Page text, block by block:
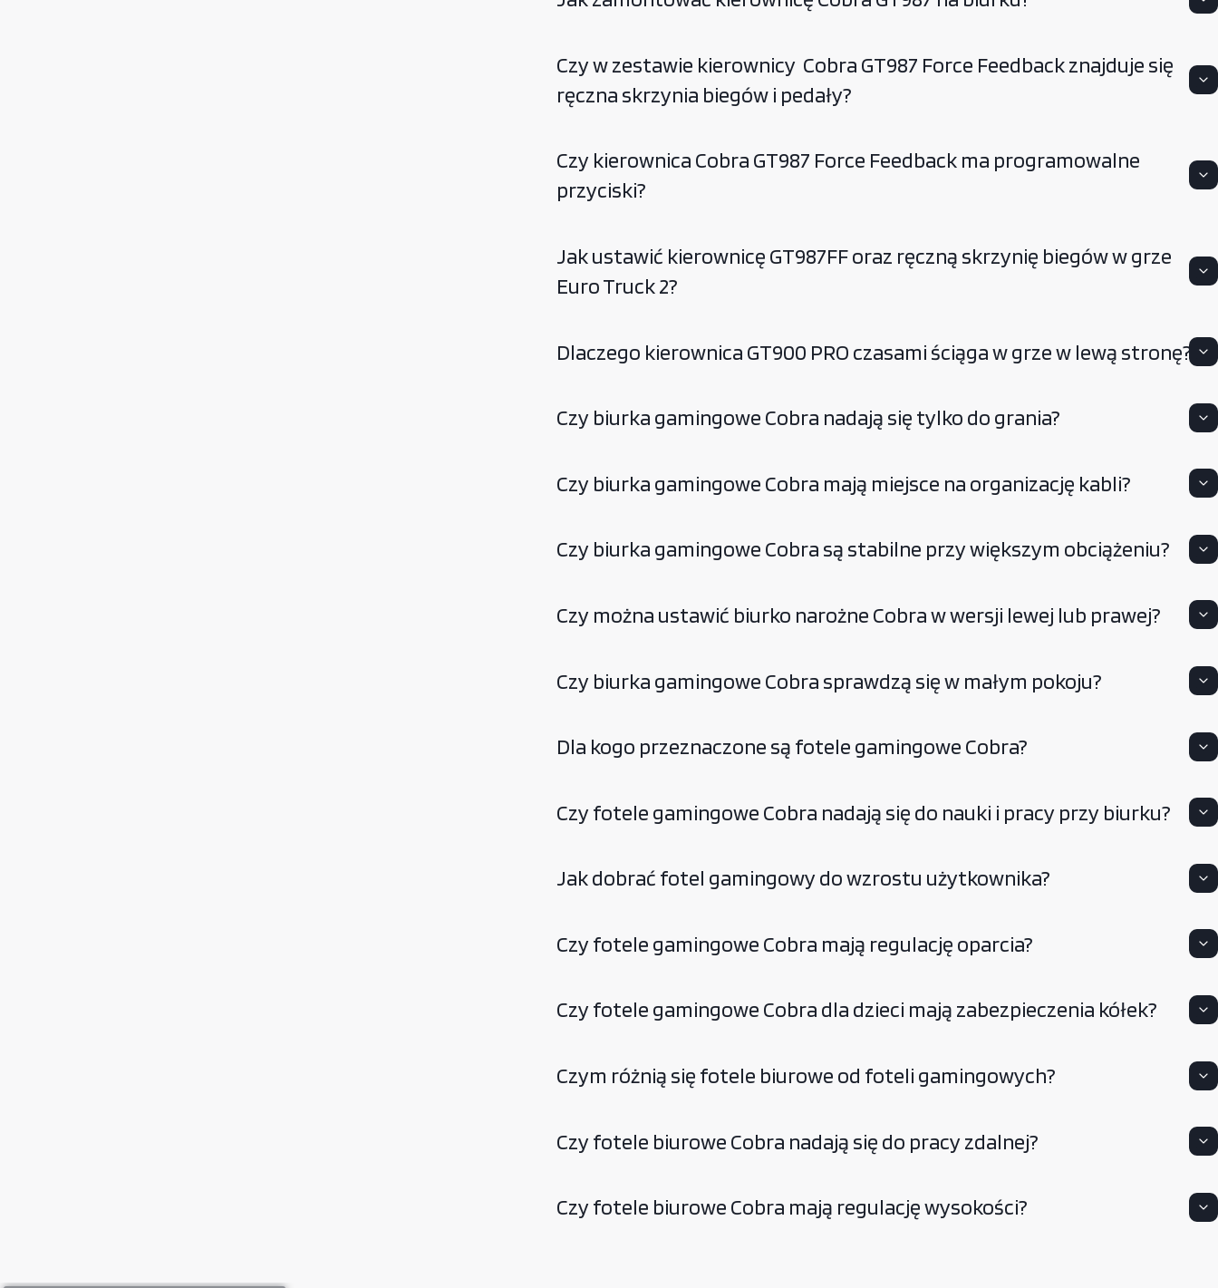
Czy w zestawie kierownicy Cobra GT987 Force Feedback znajduje się
ręczna skrzynia biegów i pedały?
Czy kierownica Cobra GT987 Force Feedback ma programowalne
przyciski?
Jak ustawić kierownicę GT987FF oraz ręczną skrzynię biegów w grze
Euro Truck 2?
Dlaczego kierownica GT900 PRO czasami ściąga w grze w lewą stronę?
Czy biurka gamingowe Cobra nadają się tylko do grania?
Czy biurka gamingowe Cobra mają miejsce na organizację kabli?
Czy biurka gamingowe Cobra są stabilne przy większym obciążeniu?
Czy można ustawić biurko narożne Cobra w wersji lewej lub prawej?
Czy biurka gamingowe Cobra sprawdzą się w małym pokoju?
Dla kogo przeznaczone są fotele gamingowe Cobra?
Czy fotele gamingowe Cobra nadają się do nauki i pracy przy biurku?
Jak dobrać fotel gamingowy do wzrostu użytkownika?
Czy fotele gamingowe Cobra mają regulację oparcia?
Czy fotele gamingowe Cobra dla dzieci mają zabezpieczenia kółek?
Czym różnią się fotele biurowe od foteli gamingowych?
Czy fotele biurowe Cobra nadają się do pracy zdalnej?
Czy fotele biurowe Cobra mają regulację wysokości?